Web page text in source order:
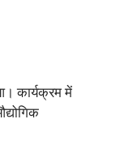
कार्यक्रम में